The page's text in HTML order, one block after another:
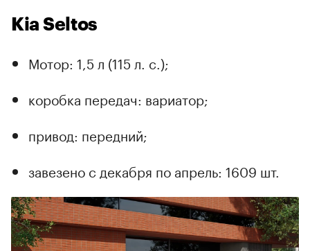
Kia Seltos
Мотор: 1,5 л (115 л. с.);
коробка передач: вариатор;
привод: передний;
завезено с декабря по апрель: 1609 шт.